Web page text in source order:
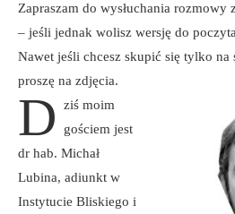
Zapraszam do wysłuchania rozmowy
– jeśli jednak wolisz wersję do
Nawet jeśli chcesz skupić się tylko na
proszę na zdjęcia.
D
ziś moim
gościem jest
dr hab. Michał
Lubina, adiunkt w
Instytucie Bliskiego i